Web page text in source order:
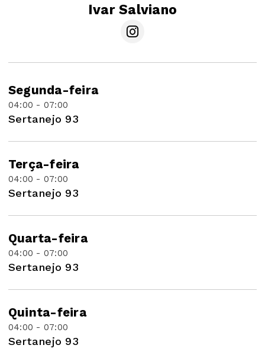
Ivar Salviano
Segunda-feira
04:00 - 07:00
Sertanejo 93
Terça-feira
04:00 - 07:00
Sertanejo 93
Quarta-feira
04:00 - 07:00
Sertanejo 93
Quinta-feira
04:00 - 07:00
Sertanejo 93